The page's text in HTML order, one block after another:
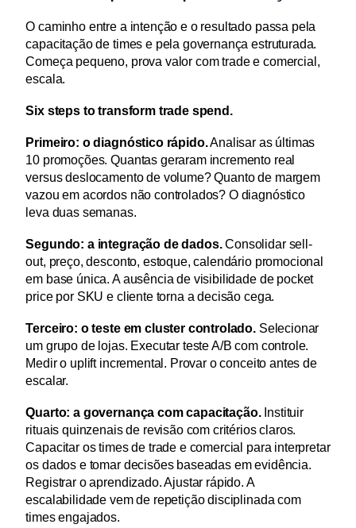
O caminho entre a intenção e o resultado passa pela
capacitação de times e pela governança estruturada.
Começa pequeno, prova valor com trade e comercial,
escala.
Six steps to transform trade spend.
Primeiro: o diagnóstico rápido. Analisar as últimas
10 promoções. Quantas geraram incremento real
versus deslocamento de volume? Quanto de margem
vazou em acordos não controlados? O diagnóstico
leva duas semanas.
Segundo: a integração de dados. Consolidar sell-
out, preço, desconto, estoque, calendário promocional
em base única. A ausência de visibilidade de pocket
price por SKU e cliente torna a decisão cega.
Terceiro: o teste em cluster controlado. Selecionar
um grupo de lojas. Executar teste A/B com controle.
Medir o uplift incremental. Provar o conceito antes de
escalar.
Quarto: a governança com capacitação. Instituir
rituais quinzenais de revisão com critérios claros.
Capacitar os times de trade e comercial para interpretar
os dados e tomar decisões baseadas em evidência.
Registrar o aprendizado. Ajustar rápido. A
escalabilidade vem de repetição disciplinada com
times engajados.